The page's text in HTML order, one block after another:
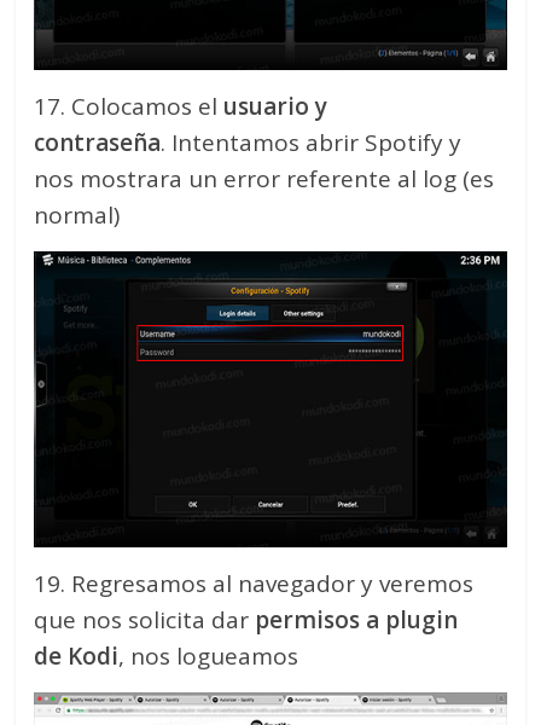
17. Colocamos el usuario y
contraseña. Intentamos abrir Spotify y
nos mostrara un error referente al log (es
normal)
19. Regresamos al navegador y veremos
que nos solicita dar permisos a plugin
de Kodi, nos logueamos